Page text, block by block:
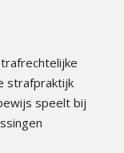
strafpraktijk
speelt bij